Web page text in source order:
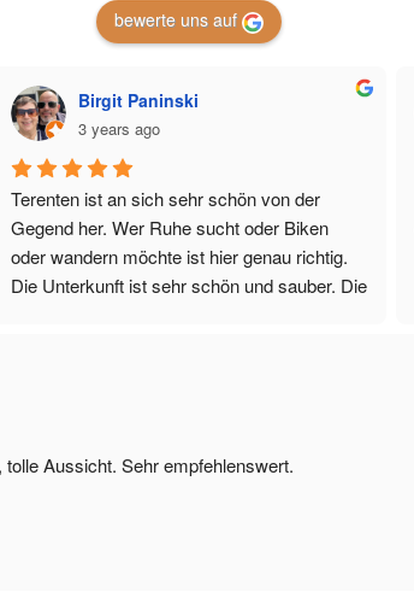
bewerte uns auf
Birgit Paninski
3 years ago
Terenten ist an sich sehr schön von der
Gegend her. Wer Ruhe sucht oder Biken
oder wandern möchte ist hier genau richtig.
Die Unterkunft ist sehr schön und sauber. Die
Aussicht. Sehr empfehlenswert.